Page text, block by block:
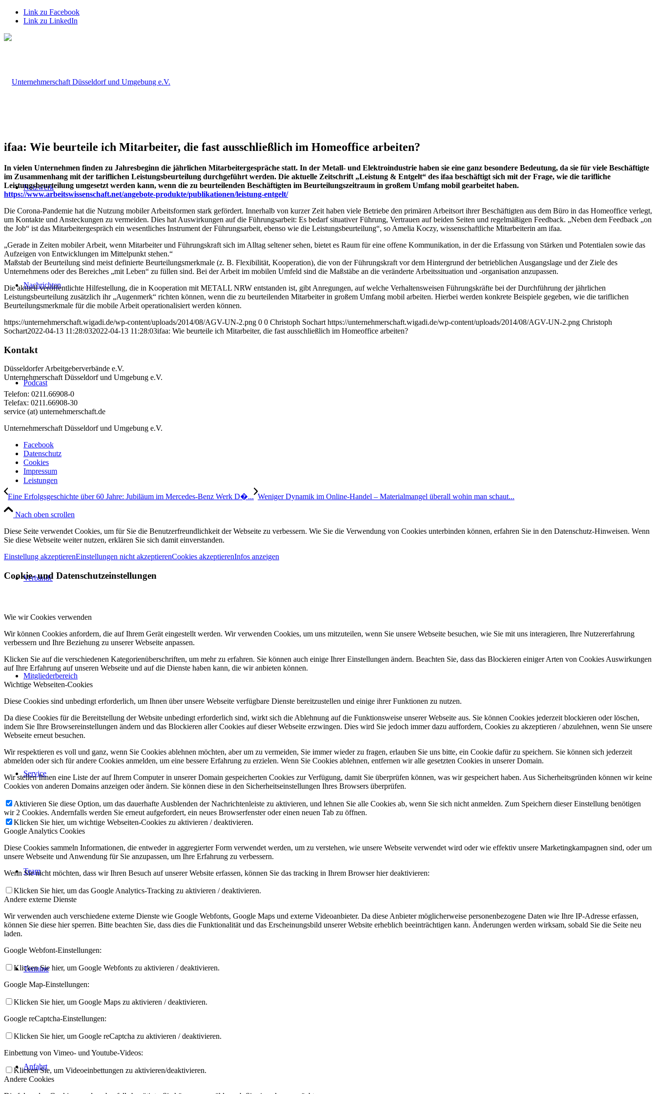
Link zu Facebook
Link zu LinkedIn
Netzwerk
Nachrichten
Podcast
Leistungen
Verbände
Mitgliederbereich
Service
Team
Termine
Anfahrt
ifaa: Wie beurteile ich Mitarbeiter, die fast ausschließlich im Homeoffice arbeiten?
In vielen Unternehmen finden zu Jahresbeginn die jährlichen Mitarbeitergespräche statt. In der Metall- und Elektroindustrie haben sie eine ganz besondere Bedeutung, da sie für viele Beschäftigte
im Zusammenhang mit der tariflichen Leistungsbeurteilung durchgeführt werden. Die aktuelle Zeitschrift „Leistung & Entgelt“ des ifaa beschäftigt sich mit der Frage, wie die tarifliche
Leistungsbeurteilung umgesetzt werden kann, wenn die zu beurteilenden Beschäftigten im Beurteilungszeitraum in großem Umfang mobil gearbeitet haben.
https://www.arbeitswissenschaft.net/angebote-produkte/publikationen/leistung-entgelt/
Die Corona-Pandemie hat die Nutzung mobiler Arbeitsformen stark gefördert. Innerhalb von kurzer Zeit haben viele Betriebe den primären Arbeitsort ihrer Beschäftigten aus dem Büro in das Homeoffice verlegt,
um Kontakte und Ansteckungen zu vermeiden. Dies hat Auswirkungen auf die Führungsarbeit: Es bedarf situativer Führung, Vertrauen auf beiden Seiten und regelmäßigen Feedback. „Neben dem Feedback „on
the Job“ ist das Mitarbeitergespräch ein wesentliches Instrument der Führungsarbeit, ebenso wie die Leistungsbeurteilung“, so Amelia Koczy, wissenschaftliche Mitarbeiterin am ifaa.
„Gerade in Zeiten mobiler Arbeit, wenn Mitarbeiter und Führungskraft sich im Alltag seltener sehen, bietet es Raum für eine offene Kommunikation, in der die Erfassung von Stärken und Potentialen sowie das
Aufzeigen von Entwicklungen im Mittelpunkt stehen.“
Maßstab der Beurteilung sind meist definierte Beurteilungsmerkmale (z. B. Flexibilität, Kooperation), die von der Führungskraft vor dem Hintergrund der betrieblichen Ausgangslage und der Ziele des
Unternehmens oder des Bereiches „mit Leben“ zu füllen sind. Bei der Arbeit im mobilen Umfeld sind die Maßstäbe an die veränderte Arbeitssituation und -organisation anzupassen.
Die aktuell veröffentlichte Hilfestellung, die in Kooperation mit METALL NRW entstanden ist, gibt Anregungen, auf welche Verhaltensweisen Führungskräfte bei der Durchführung der jährlichen
Leistungsbeurteilung zusätzlich ihr „Augenmerk“ richten können, wenn die zu beurteilenden Mitarbeiter in großem Umfang mobil arbeiten. Hierbei werden konkrete Beispiele gegeben, wie die tariflichen
Beurteilungsmerkmale für die mobile Arbeit operationalisiert werden können.
https://unternehmerschaft.wigadi.de/wp-content/uploads/2014/08/AGV-UN-2.png 0 0 Christoph Sochart https://unternehmerschaft.wigadi.de/wp-content/uploads/2014/08/AGV-UN-2.png Christoph
Sochart2022-04-13 11:28:032022-04-13 11:28:03ifaa: Wie beurteile ich Mitarbeiter, die fast ausschließlich im Homeoffice arbeiten?
Kontakt
Düsseldorfer Arbeitgeberverbände e.V.
Unternehmerschaft Düsseldorf und Umgebung e.V.
Telefon: 0211.66908-0
Telefax: 0211.66908-30
service (at) unternehmerschaft.de
Unternehmerschaft Düsseldorf und Umgebung e.V.
Facebook
Datenschutz
Cookies
Impressum
Eine Erfolgsgeschichte über 60 Jahre: Jubiläum im Mercedes‑Benz Werk D�... Weniger Dynamik im Online-Handel – Materialmangel überall wohin man schaut...
Nach oben scrollen
Diese Seite verwendet Cookies, um für Sie die Benutzerfreundlichkeit der Webseite zu verbessern. Wie Sie die Verwendung von Cookies unterbinden können, erfahren Sie in den Datenschutz-Hinweisen. Wenn
Sie diese Webseite weiter nutzen, erklären Sie sich damit einverstanden.
Einstellung akzeptierenEinstellungen nicht akzeptierenCookies akzeptierenInfos anzeigen
Cookie- und Datenschutzeinstellungen
Wie wir Cookies verwenden
Wir können Cookies anfordern, die auf Ihrem Gerät eingestellt werden. Wir verwenden Cookies, um uns mitzuteilen, wenn Sie unsere Webseite besuchen, wie Sie mit uns interagieren, Ihre Nutzererfahrung
verbessern und Ihre Beziehung zu unserer Webseite anpassen.
Klicken Sie auf die verschiedenen Kategorienüberschriften, um mehr zu erfahren. Sie können auch einige Ihrer Einstellungen ändern. Beachten Sie, dass das Blockieren einiger Arten von Cookies Auswirkungen
auf Ihre Erfahrung auf unseren Webseite und auf die Dienste haben kann, die wir anbieten können.
Wichtige Webseiten-Cookies
Diese Cookies sind unbedingt erforderlich, um Ihnen über unsere Webseite verfügbare Dienste bereitzustellen und einige ihrer Funktionen zu nutzen.
Da diese Cookies für die Bereitstellung der Website unbedingt erforderlich sind, wirkt sich die Ablehnung auf die Funktionsweise unserer Webseite aus. Sie können Cookies jederzeit blockieren oder löschen,
indem Sie Ihre Browsereinstellungen ändern und das Blockieren aller Cookies auf dieser Webseite erzwingen. Dies wird Sie jedoch immer dazu auffordern, Cookies zu akzeptieren / abzulehnen, wenn Sie unsere
Webseite erneut besuchen.
Wir respektieren es voll und ganz, wenn Sie Cookies ablehnen möchten, aber um zu vermeiden, Sie immer wieder zu fragen, erlauben Sie uns bitte, ein Cookie dafür zu speichern. Sie können sich jederzeit
abmelden oder sich für andere Cookies anmelden, um eine bessere Erfahrung zu erzielen. Wenn Sie Cookies ablehnen, entfernen wir alle gesetzten Cookies in unserer Domain.
Wir stellen Ihnen eine Liste der auf Ihrem Computer in unserer Domain gespeicherten Cookies zur Verfügung, damit Sie überprüfen können, was wir gespeichert haben. Aus Sicherheitsgründen können wir keine
Cookies von anderen Domains anzeigen oder ändern. Sie können diese in den Sicherheitseinstellungen Ihres Browsers überprüfen.
Aktivieren Sie diese Option, um das dauerhafte Ausblenden der Nachrichtenleiste zu aktivieren, und lehnen Sie alle Cookies ab, wenn Sie sich nicht anmelden. Zum Speichern dieser Einstellung benötigen
wir 2 Cookies. Andernfalls werden Sie erneut aufgefordert, ein neues Browserfenster oder einen neuen Tab zu öffnen.
Klicken Sie hier, um wichtige Webseiten-Cookies zu aktivieren / deaktivieren.
Google Analytics Cookies
Diese Cookies sammeln Informationen, die entweder in aggregierter Form verwendet werden, um zu verstehen, wie unsere Webseite verwendet wird oder wie effektiv unsere Marketingkampagnen sind, oder um
unsere Webseite und Anwendung für Sie anzupassen, um Ihre Erfahrung zu verbessern.
Wenn Sie nicht möchten, dass wir Ihren Besuch auf unserer Website erfassen, können Sie das tracking in Ihrem Browser hier deaktivieren:
Klicken Sie hier, um das Google Analytics-Tracking zu aktivieren / deaktivieren.
Andere externe Dienste
Wir verwenden auch verschiedene externe Dienste wie Google Webfonts, Google Maps und externe Videoanbieter. Da diese Anbieter möglicherweise personenbezogene Daten wie Ihre IP-Adresse erfassen,
können Sie diese hier sperren. Bitte beachten Sie, dass dies die Funktionalität und das Erscheinungsbild unserer Website erheblich beeinträchtigen kann. Änderungen werden wirksam, sobald Sie die Seite neu
laden.
Google Webfont-Einstellungen:
Klicken Sie hier, um Google Webfonts zu aktivieren / deaktivieren.
Google Map-Einstellungen:
Klicken Sie hier, um Google Maps zu aktivieren / deaktivieren.
Google reCaptcha-Einstellungen:
Klicken Sie hier, um Google reCaptcha zu aktivieren / deaktivieren.
Einbettung von Vimeo- und Youtube-Videos:
Klicken Sie, um Videoeinbettungen zu aktivieren/deaktivieren.
Andere Cookies